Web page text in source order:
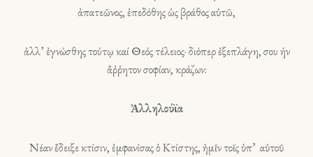
ἀπατεῶνος, ἐπεδόθης ὡς βράθος αὐτῶ,
ἀλλ’ ἐγνώσθης τούτῳ καί Θεός τέλειος· διόπερ ἐξεπλάγη, σου ήν
ἄῤῥητον σοφίαν, κράζων:
Ἀλληλούϊα
Νέαν ἔδειξε κτίσιν, ἐμφανίσας ὁ Κτίστης, ἡμῖν τοῖς ὑπ’ αὐτοῦ